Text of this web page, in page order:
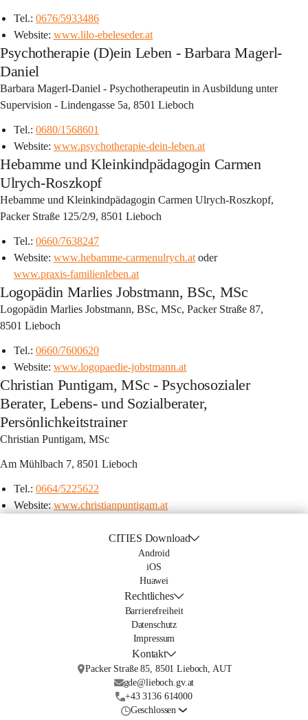
Tel.: 0676/5933486
Website: www.lilo-ebeleseder.at
Psychotherapie (D)ein Leben - Barbara Magerl-
Daniel
Barbara Magerl-Daniel - Psychotherapeutin in Ausbildung unter
Supervision - Lindengasse 5a, 8501 Lieboch
Tel.: 0680/1568601
Website: www.psychotherapie-dein-leben.at
Hebamme und Kleinkindpädagogin Carmen
Ulrych-Roszkopf
Hebamme und Kleinkindpädagogin Carmen Ulrych-Roszkopf,
Packer Straße 125/2/9, 8501 Lieboch
Tel.: 0660/7638247
Website: www.hebamme-carmenulrych.at oder
www.praxis-familienleben.at
Logopädin Marlies Jobstmann, BSc, MSc
Logopädin Marlies Jobstmann, BSc, MSc, Packer Straße 87,
8501 Lieboch
Tel.: 0660/7600620
Website: www.logopaedie-jobstmann.at
Christian Puntigam, MSc - Psychosozialer
Berater, Lebens- und Sozialberater,
Persönlichkeitstrainer
Christian Puntigam, MSc
Am Mühlbach 7, 8501 Lieboch
Tel.: 0664/5225622
Website: www.christianpuntigam.at
CITIES Download
Android
iOS
Huawei
Rechtliches
Barrierefreiheit
Datenschutz
Impressum
Kontakt
Packer Straße 85, 8501 Lieboch, AUT
gde@lieboch.gv.at
+43 3136 614000
Geschlossen